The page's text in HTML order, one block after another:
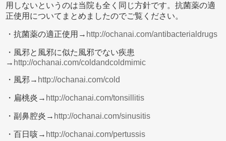
用しないというのは当院も全く同じ方針です。抗菌薬の適
正使用についてまとめましたのでご覧ください。
・抗菌薬の適正使用→ http://ochanai.com/antibacterialdrugs
・風邪と風邪に似た風邪でない疾患
→ http://ochanai.com/coldandcoldmimic
・風邪→ http://ochanai.com/cold
・扁桃炎→ http://ochanai.com/tonsillitis
・副鼻腔炎→ http://ochanai.com/sinusitis
・百日咳→ http://ochanai.com/pertussis